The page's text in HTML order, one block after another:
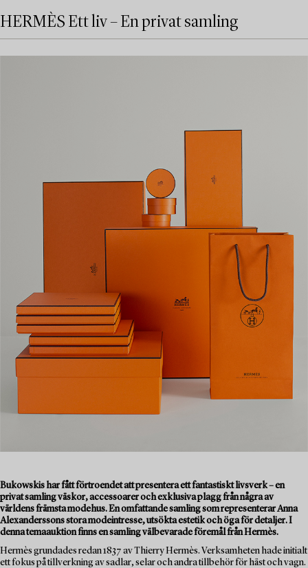
HERMÈS Ett liv – En privat samling
Bukowskis har fått förtroendet att presentera ett fantastiskt livsverk – en
privat samling väskor, accessoarer och exklusiva plagg från några av
världens främsta modehus. En omfattande samling som representerar Anna
Alexanderssons stora modeintresse, utsökta estetik och öga för detaljer. I
denna temaauktion finns en samling välbevarade föremål från Hermès.
Hermès grundades redan 1837 av Thierry Hermès. Verksamheten hade initialt
ett fokus på tillverkning av sadlar, selar och andra tillbehör för häst och vagn.